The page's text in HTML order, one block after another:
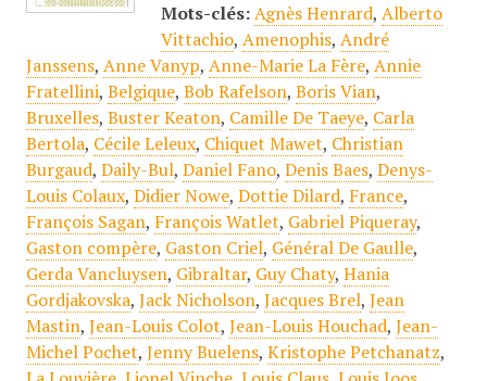
Mots-clés: Agnès Henrard, Alberto
Vittachio, Amenophis, André
Janssens, Anne Vanyp, Anne-Marie La Fère, Annie
Fratellini, Belgique, Bob Rafelson, Boris Vian,
Bruxelles, Buster Keaton, Camille De Taeye, Carla
Bertola, Cécile Leleux, Chiquet Mawet, Christian
Burgaud, Daily-Bul, Daniel Fano, Denis Baes, Denys-
Louis Colaux, Didier Nowe, Dottie Dilard, France,
François Sagan, François Watlet, Gabriel Piqueray,
Gaston compère, Gaston Criel, Général De Gaulle,
Gerda Vancluysen, Gibraltar, Guy Chaty, Hania
Gordjakovska, Jack Nicholson, Jacques Brel, Jean
Mastin, Jean-Louis Colot, Jean-Louis Houchad, Jean-
Michel Pochet, Jenny Buelens, Kristophe Petchanatz,